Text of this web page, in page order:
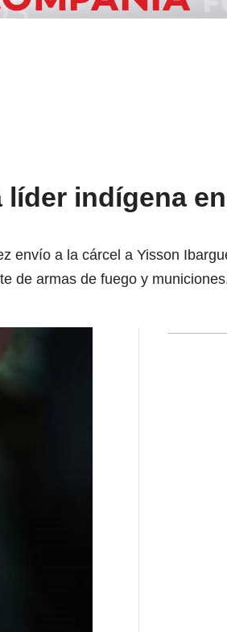
líder indígena en
envío a la cárcel a Yisson
de armas de fuego y